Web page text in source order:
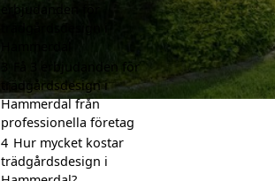
erbjudanden för
Få 3 erbjudanden för
trädgårdsdesign i
Hammerdal från
professionella företag
4 Hur mycket kostar
trädgårdsdesign i